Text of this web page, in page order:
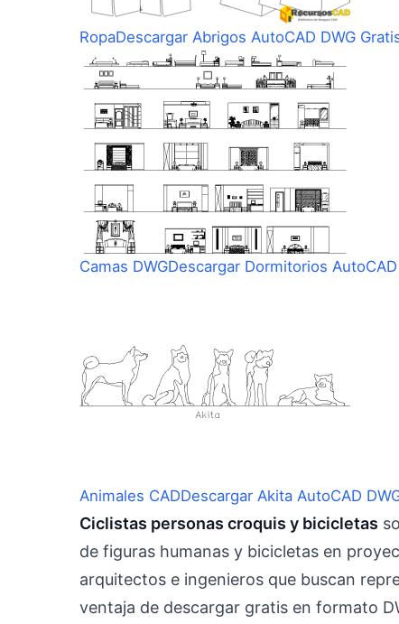
RopaDescargar Abrigos AutoCAD DWG
Camas DWGDescargar Dormitorios
Animales CADDescargar Akita AutoCAD
Ciclistas personas croquis y bicicletas
de figuras humanas y bicicletas en
arquitectos e ingenieros que buscan
ventaja de descargar gratis en formato